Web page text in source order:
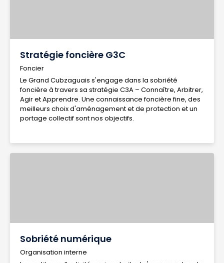
Stratégie foncière G3C
Foncier
Le Grand Cubzaguais s'engage dans la sobriété
foncière à travers sa stratégie C3A – Connaître, Arbitrer,
Agir et Apprendre. Une connaissance foncière fine, des
meilleurs choix d'aménagement et de protection et un
portage collectif sont nos objectifs.
Sobriété numérique
Organisation interne